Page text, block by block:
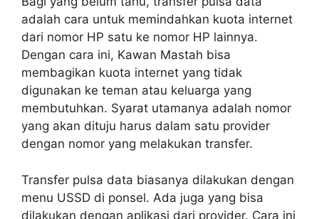
adalah cara untuk memindahkan kuota internet
dari nomor HP satu ke nomor HP lainnya.
Dengan cara ini, Kawan Mastah bisa
membagikan kuota internet yang tidak
digunakan ke teman atau keluarga yang
membutuhkan. Syarat utamanya adalah nomor
yang akan dituju harus dalam satu provider
dengan nomor yang melakukan transfer.
Transfer pulsa data biasanya dilakukan dengan
menu USSD di ponsel. Ada juga yang bisa
dilakukan dengan aplikasi dari provider. Cara ini